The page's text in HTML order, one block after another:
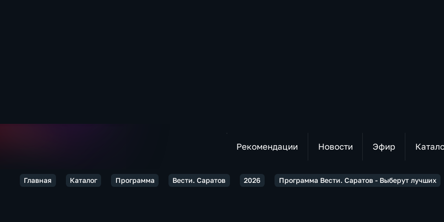
Рекомендации Новости Эфир
Главная Каталог Программа Вести. Саратов 2026 Программа Вести. Саратов - Выберут лучших